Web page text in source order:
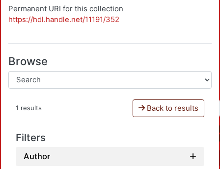
Permanent URI for this collection
https://hdl.handle.net/11191/352
Browse
1 results Back to results
Filters
Author